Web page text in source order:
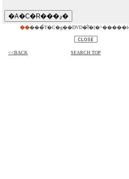
��
<<BACK SEARCH TOP